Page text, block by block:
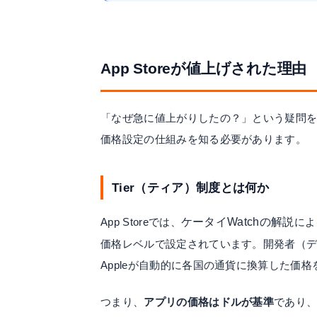
App Storeが値上げされた理由
「なぜ急に値上がりしたの？」という疑問
価格設定の仕組みを知る必要があります。
Tier（ティア）制度とは何か
App Storeでは、 ケータイWatchの解説 に
価格レベルで設定されています。開発者（
Appleが自動的に各国の通貨に換算した価
つまり、 アプリの価格はドルが基準であり